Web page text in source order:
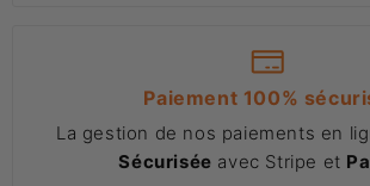
Paiement 100%
La gestion de nos paiements en
Sécurisée avec Stripe et